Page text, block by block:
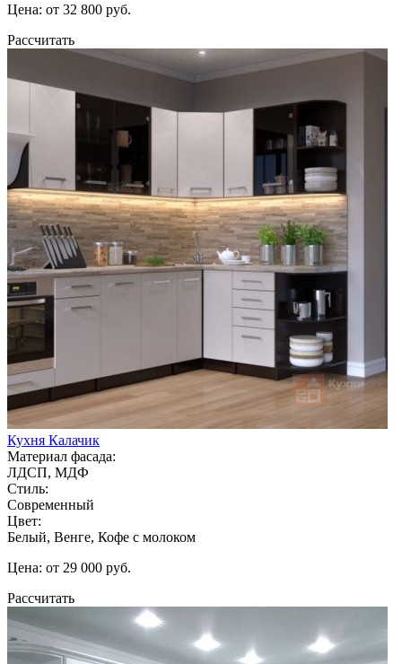
Цена: от 32 800 руб.
Рассчитать
Кухня Калачик
Материал фасада:
ЛДСП, МДФ
Стиль:
Современный
Цвет:
Белый, Венге, Кофе с молоком
Цена: от 29 000 руб.
Рассчитать